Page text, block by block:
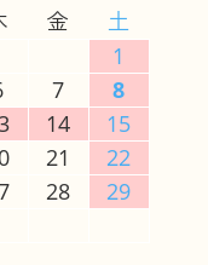
金
土
1
7
8
14
15
21
22
28
29